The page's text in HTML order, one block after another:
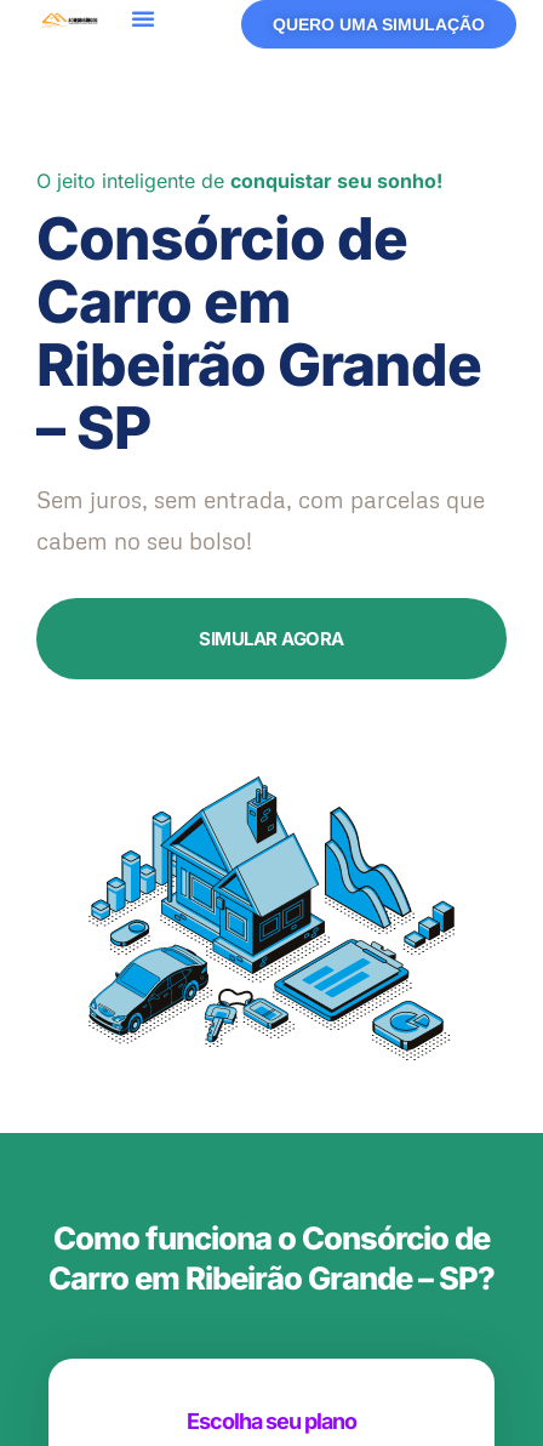
QUERO UMA SIMULAÇÃO
O jeito inteligente de conquistar seu sonho!
Consórcio de
Carro em
Ribeirão Grande
– SP
Sem juros, sem entrada, com parcelas que
cabem no seu bolso!
SIMULAR AGORA
Como funciona o Consórcio de
Carro em Ribeirão Grande – SP?
Escolha seu plano